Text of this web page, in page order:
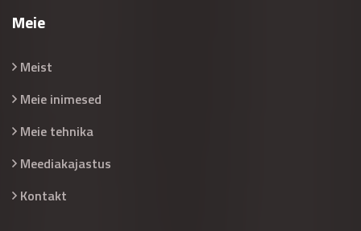
Meie
Meist
Meie inimesed
Meie tehnika
Meediakajastus
Kontakt